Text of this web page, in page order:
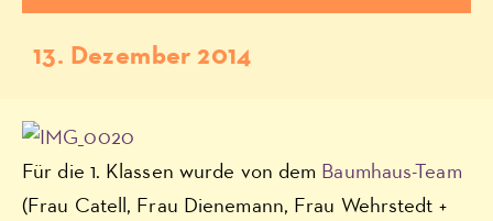
13. Dezember 2014
Für die 1. Klassen wurde von dem Baumhaus-Team
(Frau Catell, Frau Dienemann, Frau Wehrstedt +